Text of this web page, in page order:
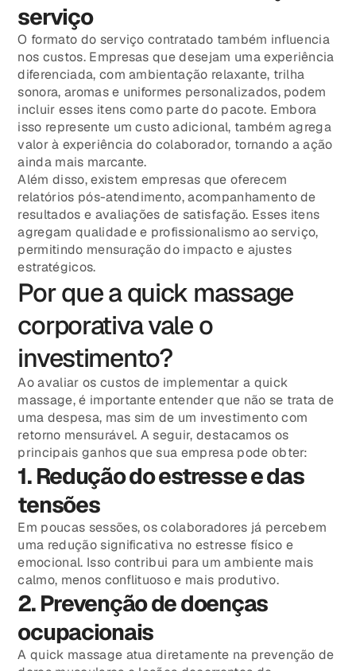
serviço
O formato do serviço contratado também influencia
nos custos. Empresas que desejam uma experiência
diferenciada, com ambientação relaxante, trilha
sonora, aromas e uniformes personalizados, podem
incluir esses itens como parte do pacote. Embora
isso represente um custo adicional, também agrega
valor à experiência do colaborador, tornando a ação
ainda mais marcante.
Além disso, existem empresas que oferecem
relatórios pós-atendimento, acompanhamento de
resultados e avaliações de satisfação. Esses itens
agregam qualidade e profissionalismo ao serviço,
permitindo mensuração do impacto e ajustes
estratégicos.
Por que a quick massage
corporativa vale o
investimento?
Ao avaliar os custos de implementar a quick
massage, é importante entender que não se trata de
uma despesa, mas sim de um investimento com
retorno mensurável. A seguir, destacamos os
principais ganhos que sua empresa pode obter:
1. Redução do estresse e das
tensões
Em poucas sessões, os colaboradores já percebem
uma redução significativa no estresse físico e
emocional. Isso contribui para um ambiente mais
calmo, menos conflituoso e mais produtivo.
2. Prevenção de doenças
ocupacionais
A quick massage atua diretamente na prevenção de